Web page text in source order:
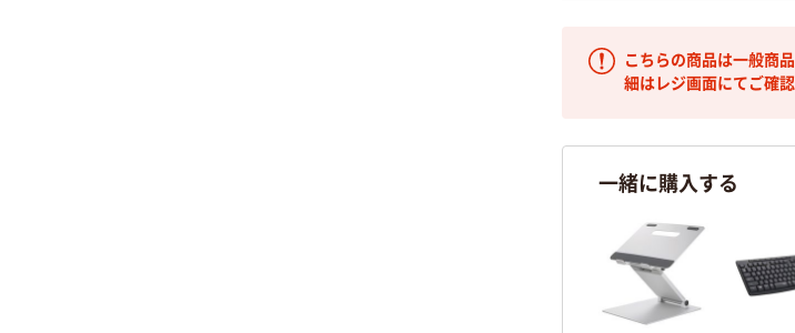
こちらの商品は一般商
細はレジ画面にてご確
一緒に購入する